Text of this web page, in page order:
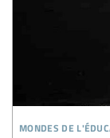
mondes de